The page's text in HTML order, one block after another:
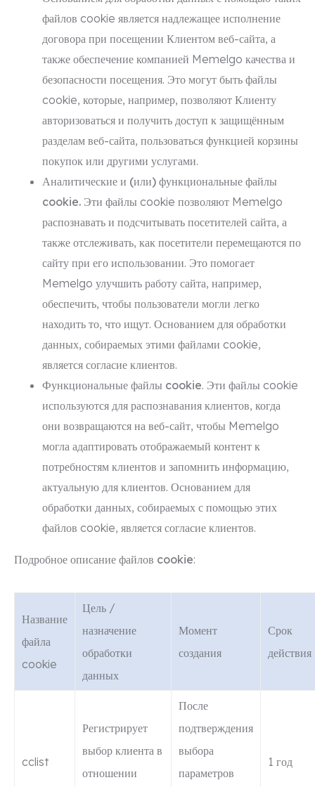
файлов cookie является надлежащее исполнение
договора при посещении Клиентом веб-сайта, а
также обеспечение компанией Memelgo качества и
безопасности посещения. Это могут быть файлы
cookie, которые, например, позволяют Клиенту
авторизоваться и получить доступ к защищённым
разделам веб-сайта, пользоваться функцией корзины
покупок или другими услугами.
Аналитические и (или) функциональные файлы
cookie. Эти файлы cookie позволяют Memelgo
распознавать и подсчитывать посетителей сайта, а
также отслеживать, как посетители перемещаются по
сайту при его использовании. Это помогает
Memelgo улучшить работу сайта, например,
обеспечить, чтобы пользователи могли легко
находить то, что ищут. Основанием для обработки
данных, собираемых этими файлами cookie,
является согласие клиентов.
Функциональные файлы cookie. Эти файлы cookie
используются для распознавания клиентов, когда
они возвращаются на веб-сайт, чтобы Memelgo
могла адаптировать отображаемый контент к
потребностям клиентов и запомнить информацию,
актуальную для клиентов. Основанием для
обработки данных, собираемых с помощью этих
файлов cookie, является согласие клиентов.
Подробное описание файлов cookie:
Название
файла
cookie
Цель /
назначение
обработки
данных
Момент
создания
Срок
действия
cclist
Регистрирует
выбор клиента в
отношении
После
подтверждения
выбора
параметров
1 год